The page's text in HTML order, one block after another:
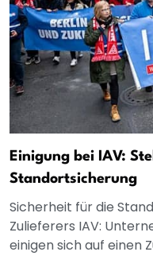
Einigung bei IAV:
Standortsicherung
Sicherheit für die
Zulieferers IAV:
einigen sich auf einen